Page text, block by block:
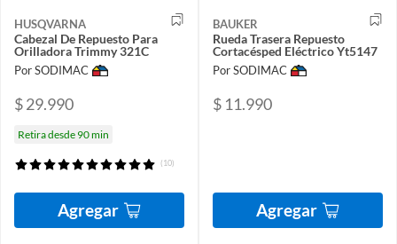
HUSQVARNA
Cabezal De Repuesto Para
Orilladora Trimmy 321C
Por SODIMAC
$ 29.990
Retira desde 90 min
(10)
Agregar
BAUKER
Rueda Trasera Repuesto
Cortacésped Eléctrico Yt5147
Por SODIMAC
$ 11.990
Agregar